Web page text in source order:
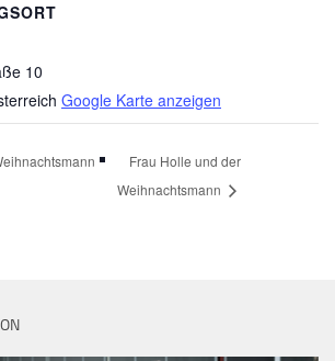
10
Google Karte anzeigen
Frau Holle und der
Weihnachtsmann